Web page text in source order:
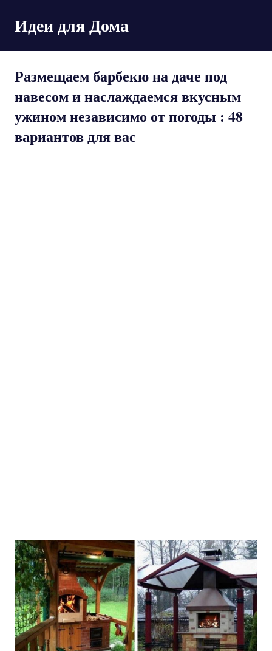
перейти
к
Идеи для Дома
Размещаем барбекю на даче под
навесом и наслаждаемся вкусным
ужином независимо от погоды : 48
вариантов для вас